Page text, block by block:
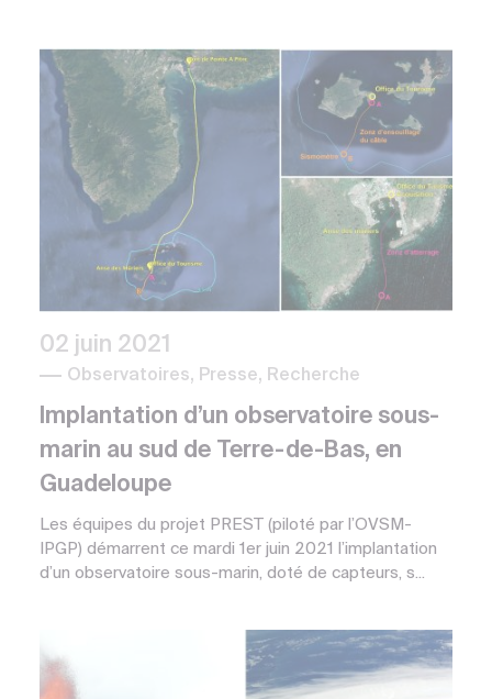
02 juin 2021
Observatoires, Presse, Recherche
Implantation d’un observatoire sous-
marin au sud de Terre-de-Bas, en
Guadeloupe
Les équipes du projet PREST (piloté par l’OVSM-
IPGP) démarrent ce mardi 1er juin 2021 l’implantation
d’un observatoire sous-marin, doté de capteurs, s...